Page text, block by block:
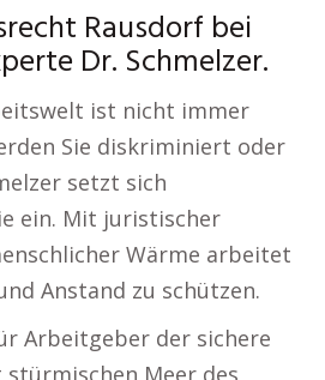
Rausdorf bei
Dr. Schmelzer.
ist nicht immer
Sie diskriminiert oder
setzt sich
ein. Mit juristischer
Wärme arbeitet
Anstand zu schützen.
Arbeitgeber der sichere
Meer des